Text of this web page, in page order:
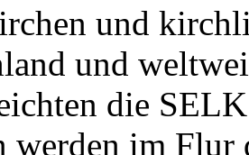
und
und
die
werden im